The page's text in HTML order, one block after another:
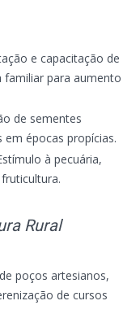
e capacitação de
familiar para aumento
de sementes
em épocas propícias.
à pecuária,
Rural
poços artesianos,
de cursos